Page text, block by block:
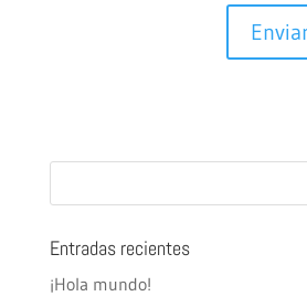
Entradas recientes
¡Hola mundo!